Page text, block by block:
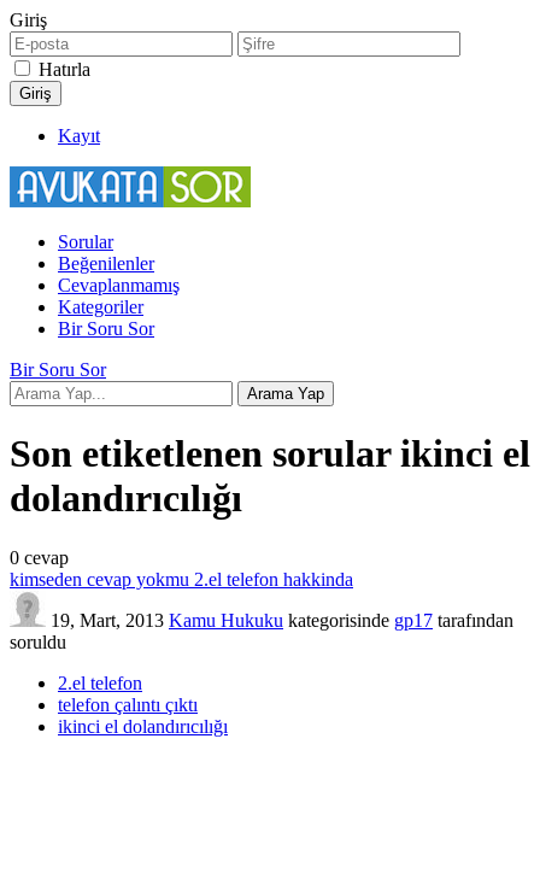
Giriş
Hatırla
Kayıt
Sorular
Beğenilenler
Cevaplanmamış
Kategoriler
Bir Soru Sor
Bir Soru Sor
Son etiketlenen sorular ikinci el
dolandırıcılığı
0 cevap
kimseden cevap yokmu 2.el telefon hakkinda
19, Mart, 2013 Kamu Hukuku kategorisinde gp17 tarafından
soruldu
2.el telefon
telefon çalıntı çıktı
ikinci el dolandırıcılığı